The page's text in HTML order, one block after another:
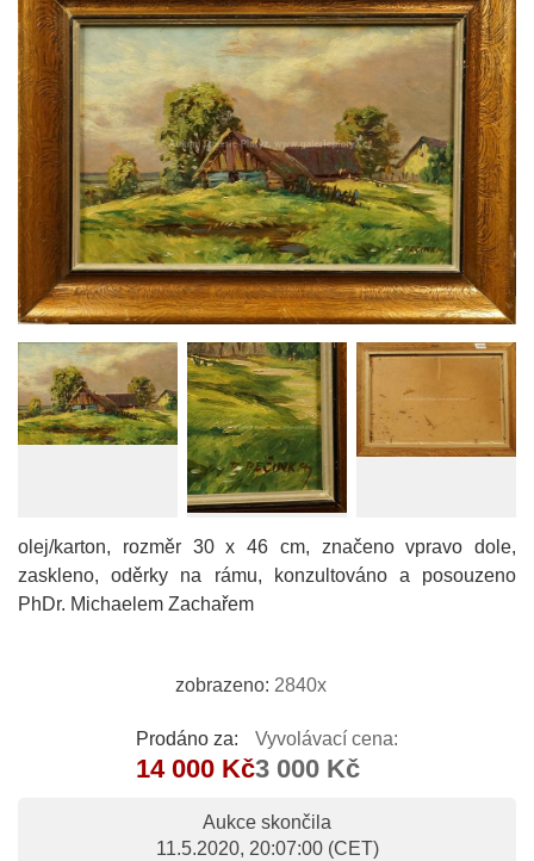
olej/karton, rozměr 30 x 46 cm, značeno vpravo dole,
zaskleno, oděrky na rámu, konzultováno a posouzeno
PhDr. Michaelem Zachařem
zobrazeno: 2840x
Prodáno za:
14 000 Kč
Vyvolávací cena:
3 000 Kč
Aukce skončila
11.5.2020, 20:07:00(CET)